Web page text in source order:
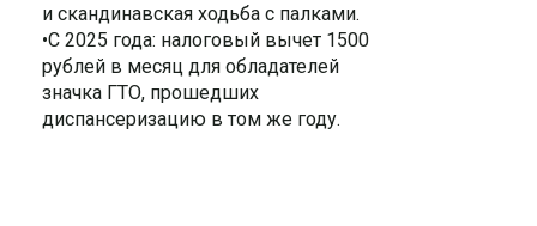
и скандинавская ходьба с палками.
•С 2025 года: налоговый вычет 1500
рублей в месяц для обладателей
значка ГТО, прошедших
диспансеризацию в том же году.